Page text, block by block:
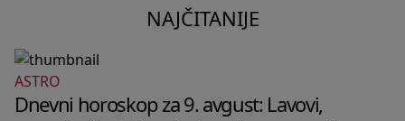
NAJČITANIJE
ASTRO
Dnevni horoskop za 9. avgust: Lavovi,